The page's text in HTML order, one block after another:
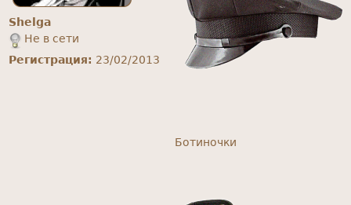
Shelga
Не в сети
Регистрация: 23/02/2013
Ботиночки